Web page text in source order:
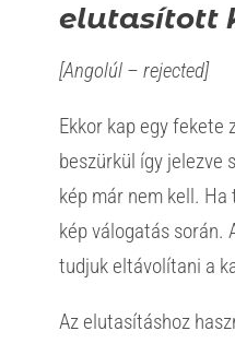
elutasított
[Angolúl – rejected]
Ekkor kap egy fekete
beszürkül így jelezve
kép már nem kell.
kép válogatás során.
tudjuk eltávolítani a
Az elutasításhoz